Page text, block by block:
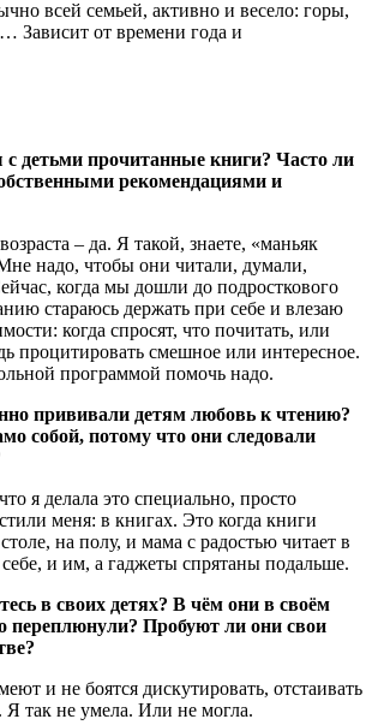
всей семьей, активно и весело: горы,
Зависит от времени года и
детьми прочитанные книги? Часто ли
рекомендациями и
– да. Я такой, знаете, «маньяк
надо, чтобы они читали, думали,
когда мы дошли до подросткового
стараюсь держать при себе и влезаю
когда спросят, что почитать, или
процитировать смешное или интересное.
программой помочь надо.
прививали детям любовь к чтению?
собой, потому что они следовали
я делала это специально, просто
меня: в книгах. Это когда книги
на полу, и мама с радостью читает в
и им, а гаджеты спрятаны подальше.
в своих детях? В чём они в своём
переплюнули? Пробуют ли они свои
и не боятся дискутировать, отстаивать
Я так не умела. Или не могла.